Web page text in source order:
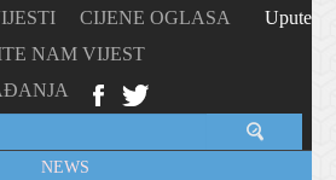
CIJENE OGLASA
NAM VIJEST
Upute
NEWS